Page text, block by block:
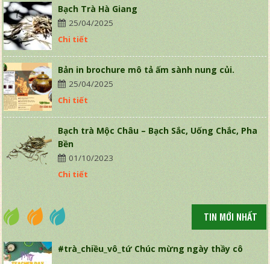
Bạch Trà Hà Giang
25/04/2025
Chi tiết
Bản in brochure mô tả ấm sành nung củi.
25/04/2025
Chi tiết
Bạch trà Mộc Châu – Bạch Sắc, Uống Chắc, Pha
Bền
01/10/2023
Chi tiết
TIN MỚI NHẤT
#trà_chiều_vô_tứ Chúc mừng ngày thầy cô